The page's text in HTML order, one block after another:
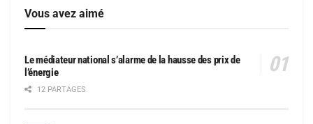
Vous avez aimé
Le médiateur national s’alarme de la hausse des prix de
l’énergie
12 PARTAGES